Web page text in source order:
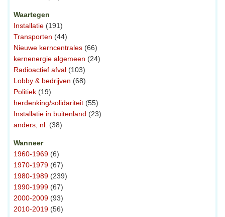
Waartegen
Installatie (191)
Transporten (44)
Nieuwe kerncentrales (66)
kernenergie algemeen (24)
Radioactief afval (103)
Lobby & bedrijven (68)
Politiek (19)
herdenking/solidariteit (55)
Installatie in buitenland (23)
anders, nl. (38)
Wanneer
1960-1969 (6)
1970-1979 (67)
1980-1989 (239)
1990-1999 (67)
2000-2009 (93)
2010-2019 (56)